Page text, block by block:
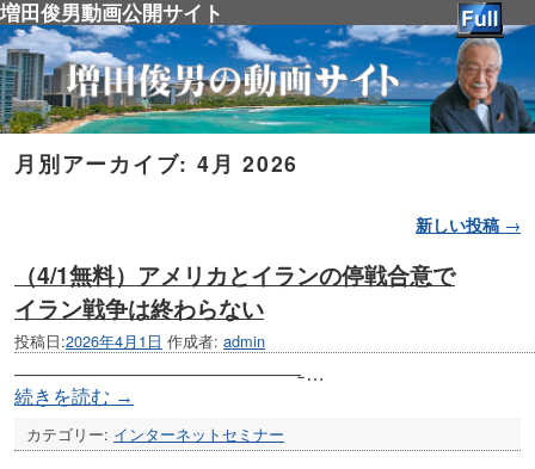
増田俊男動画公開サイト
月別アーカイブ: 4月 2026
新しい投稿 →
（4/1無料）アメリカとイランの停戦合意で
イラン戦争は終わらない
投稿日:2026年4月1日 作成者: admin
———————————————̵ …
続きを読む →
カテゴリー: インターネットセミナー